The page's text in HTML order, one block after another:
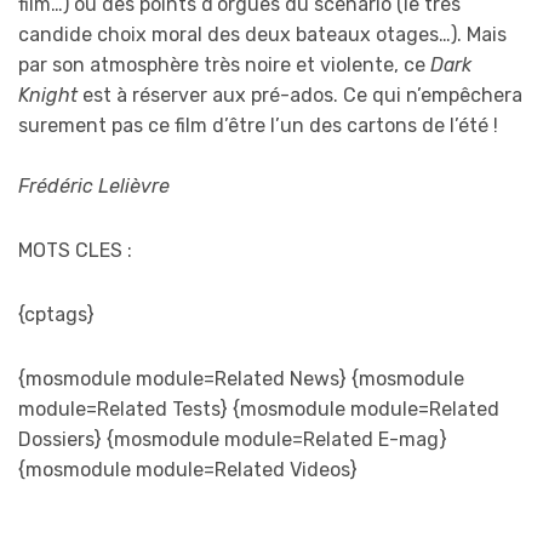
candide choix moral des deux bateaux otages…). Mais
par son atmosphère très noire et violente, ce Dark
Knightest à réserver aux pré-ados. Ce qui n’empêchera
surement pas ce film d’être l’un des cartons de l’été !
Frédéric Lelièvre
MOTS CLES :
{cptags}
{mosmodule module=Related News} {mosmodule
module=Related Tests} {mosmodule module=Related
Dossiers} {mosmodule module=Related E-mag}
{mosmodule module=Related Videos}